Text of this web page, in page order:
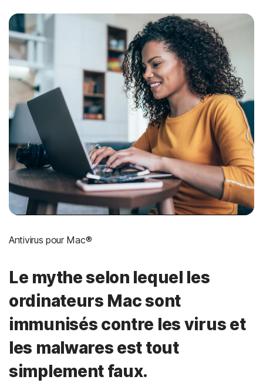
ou indirectement, d'un phishing ou d'une fraude.
Antivirus pour Mac®
Le mythe selon lequel les
ordinateurs Mac sont
immunisés contre les virus et
les malwares est tout
simplement faux.